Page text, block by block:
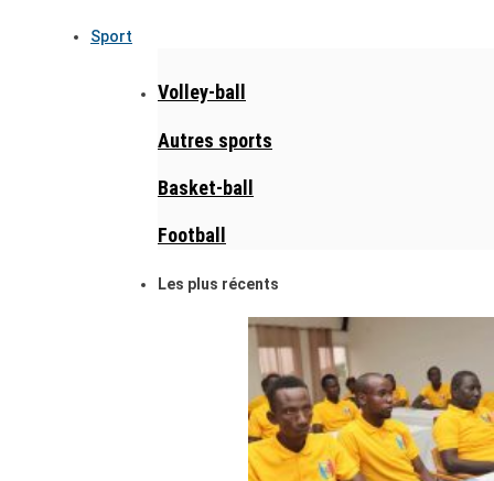
Sport
Volley-ball
Autres sports
Basket-ball
Football
Les plus récents